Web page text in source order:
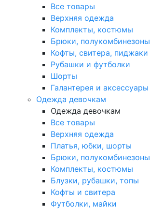
Все товары
Верхняя одежда
Комплекты, костюмы
Брюки, полукомбинезоны
Кофты, свитера, пиджаки
Рубашки и футболки
Шорты
Галантерея и аксессуары
Одежда девочкам
Одежда девочкам
Все товары
Верхняя одежда
Платья, юбки, шорты
Брюки, полукомбинезоны
Комплекты, костюмы
Блузки, рубашки, топы
Кофты и свитера
Футболки, майки